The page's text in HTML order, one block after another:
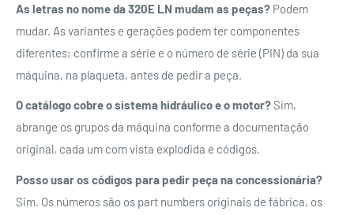
As letras no nome da 320E LN mudam as peças? Podem
mudar. As variantes e gerações podem ter componentes
diferentes; confirme a série e o número de série (PIN) da sua
máquina, na plaqueta, antes de pedir a peça.
O catálogo cobre o sistema hidráulico e o motor? Sim,
abrange os grupos da máquina conforme a documentação
original, cada um com vista explodida e códigos.
Posso usar os códigos para pedir peça na concessionária?
Sim. Os números são os part numbers originais de fábrica, os